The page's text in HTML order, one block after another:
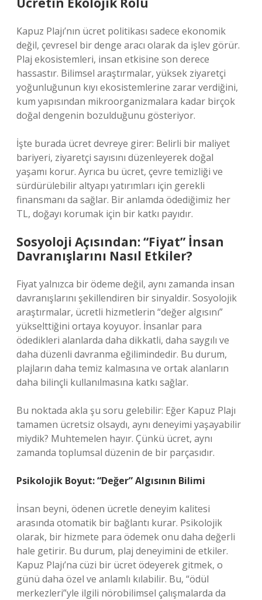
Kapuz Plajı’nın ücret politikası sadece ekonomik
değil, çevresel bir denge aracı olarak da işlev görür.
Plaj ekosistemleri, insan etkisine son derece
hassastır. Bilimsel araştırmalar, yüksek ziyaretçi
yoğunluğunun kıyı ekosistemlerine zarar verdiğini,
kum yapısından mikroorganizmalara kadar birçok
doğal dengenin bozulduğunu gösteriyor.
İşte burada ücret devreye girer: Belirli bir maliyet
bariyeri, ziyaretçi sayısını düzenleyerek doğal
yaşamı korur. Ayrıca bu ücret, çevre temizliği ve
sürdürülebilir altyapı yatırımları için gerekli
finansmanı da sağlar. Bir anlamda ödediğimiz her
TL, doğayı korumak için bir katkı payıdır.
Sosyoloji Açısından: “Fiyat” İnsan
Davranışlarını Nasıl Etkiler?
Fiyat yalnızca bir ödeme değil, aynı zamanda insan
davranışlarını şekillendiren bir sinyaldir. Sosyolojik
araştırmalar, ücretli hizmetlerin “değer algısını”
yükselttiğini ortaya koyuyor. İnsanlar para
ödedikleri alanlarda daha dikkatli, daha saygılı ve
daha düzenli davranma eğilimindedir. Bu durum,
plajların daha temiz kalmasına ve ortak alanların
daha bilinçli kullanılmasına katkı sağlar.
Bu noktada akla şu soru gelebilir: Eğer Kapuz Plajı
tamamen ücretsiz olsaydı, aynı deneyimi yaşayabilir
miydik? Muhtemelen hayır. Çünkü ücret, aynı
zamanda toplumsal düzenin de bir parçasıdır.
Psikolojik Boyut: “Değer” Algısının Bilimi
İnsan beyni, ödenen ücretle deneyim kalitesi
arasında otomatik bir bağlantı kurar. Psikolojik
olarak, bir hizmete para ödemek onu daha değerli
hale getirir. Bu durum, plaj deneyimini de etkiler.
Kapuz Plajı’na cüzi bir ücret ödeyerek gitmek, o
günü daha özel ve anlamlı kılabilir. Bu, “ödül
merkezleri”yle ilgili nörobilimsel çalışmalarda da